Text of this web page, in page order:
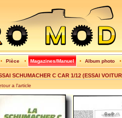
• Pièce • Magazines/Manuel • Album photo
SCHUMACHER C CAR 1/12 (ESSAI
a l'article